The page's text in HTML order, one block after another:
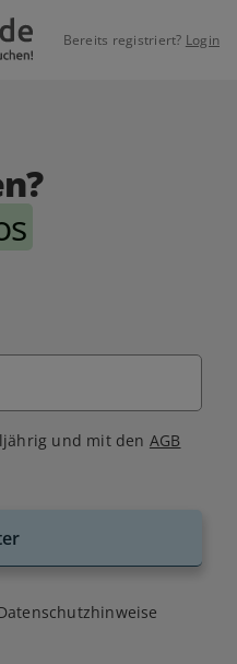
Bereits registriert? Login
und mit den AGB